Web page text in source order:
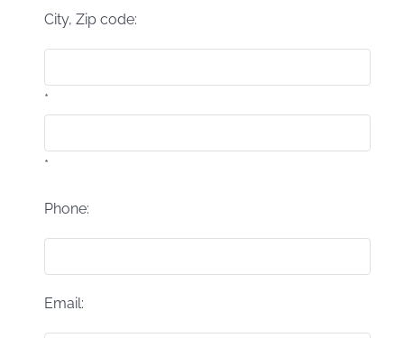
City, Zip code:
*
*
Phone:
Email: